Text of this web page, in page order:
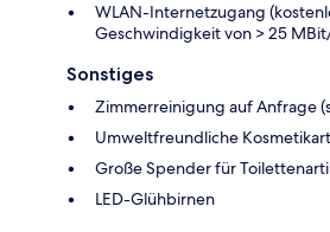
WLAN-Internetzugang
Geschwindigkeit von > 25
Sonstiges
Zimmerreinigung auf Anfrage
Umweltfreundliche
Große Spender für
LED-Glühbirnen